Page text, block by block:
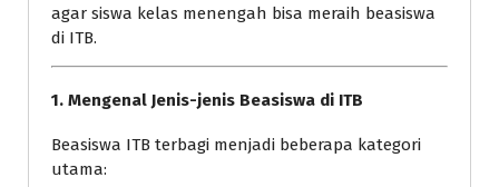
agar siswa kelas menengah bisa meraih beasiswa
di ITB.
1. Mengenal Jenis-jenis Beasiswa di ITB
Beasiswa ITB terbagi menjadi beberapa kategori
utama: